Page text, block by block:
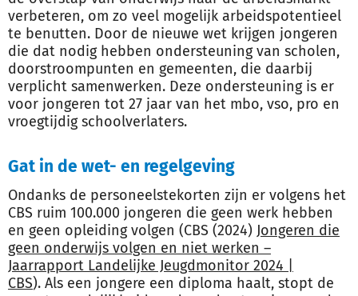
verbeteren, om zo veel mogelijk arbeidspotentieel
te benutten. Door de nieuwe wet krijgen jongeren
die dat nodig hebben ondersteuning van scholen,
doorstroompunten en gemeenten, die daarbij
verplicht samenwerken. Deze ondersteuning is er
voor jongeren tot 27 jaar van het mbo, vso, pro en
vroegtijdig schoolverlaters.
Gat in de wet- en regelgeving
Ondanks de personeelstekorten zijn er volgens het
CBS ruim 100.000 jongeren die geen werk hebben
en geen opleiding volgen (CBS (2024) Jongeren die
geen onderwijs volgen en niet werken –
Jaarrapport Landelijke Jeugdmonitor 2024 |
CBS). Als een jongere een diploma haalt, stopt de